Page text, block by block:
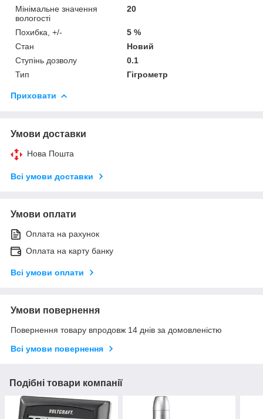
Мінімальне значення
вологості
20
Похибка, +/-
5 %
Стан
Новий
Ступінь дозволу
0.1
Тип
Гігрометр
Приховати
Умови доставки
Нова Пошта
Всі умови доставки
Умови оплати
Оплата на рахунок
Оплата на карту банку
Всі умови оплати
Умови повернення
Повернення товару впродовж 14 днів за домовленістю
Всі умови повернення
Подібні товари компанії